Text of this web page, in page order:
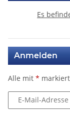
Es
Anmelden
Alle mit *
E-Mail-Adresse